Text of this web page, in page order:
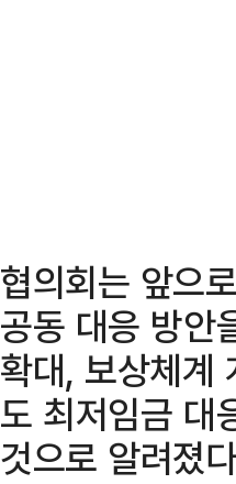
협의회는 앞으
공동 대응 방안
확대, 보상체계
도 최저임금 대
것으로 알려졌